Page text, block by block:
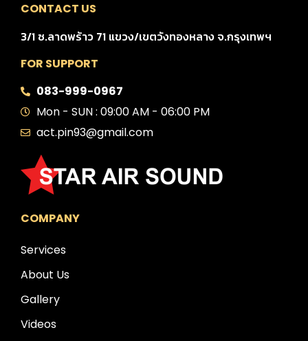
CONTACT US
3/1 ซ.ลาดพร้าว 71 แขวง/เขตวังทองหลาง จ.กรุงเทพฯ
FOR SUPPORT
083-999-0967
Mon - SUN : 09:00 AM - 06:00 PM
act.pin93@gmail.com
COMPANY
Services
About Us
Gallery
Videos